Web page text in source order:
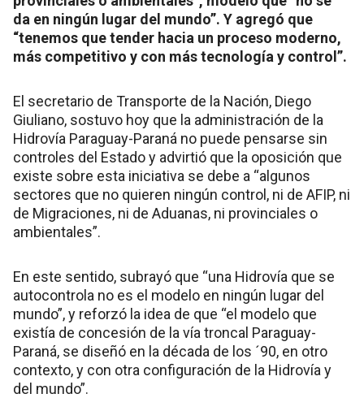
da en ningún lugar del mundo”. Y agregó que
“tenemos que tender hacia un proceso moderno,
más competitivo y con más tecnología y control”.
El secretario de Transporte de la Nación, Diego
Giuliano, sostuvo hoy que la administración de la
Hidrovía Paraguay-Paraná no puede pensarse sin
controles del Estado y advirtió que la oposición que
existe sobre esta iniciativa se debe a “algunos
sectores que no quieren ningún control, ni de AFIP, ni
de Migraciones, ni de Aduanas, ni provinciales o
ambientales”.
En este sentido, subrayó que “una Hidrovía que se
autocontrola no es el modelo en ningún lugar del
mundo”, y reforzó la idea de que “el modelo que
existía de concesión de la vía troncal Paraguay-
Paraná, se diseñó en la década de los ´90, en otro
contexto, y con otra configuración de la Hidrovía y
del mundo”.